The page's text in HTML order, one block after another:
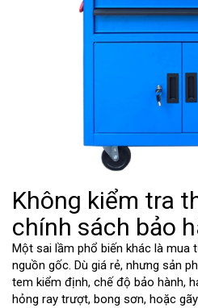
Không kiểm tra
chính sách bảo
Một sai lầm phổ biến khác là mua
nguồn gốc. Dù giá rẻ, nhưng sản
tem kiểm định, chế độ bảo hành,
hỏng ray trượt, bong sơn, hoặc